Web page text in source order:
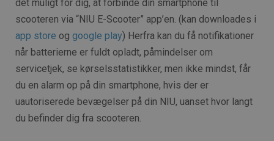
det muligt for dig, at forbinde din smartphone til
scooteren via “NIU E-Scooter” app’en. (kan downloades i
app store og google play) Herfra kan du få notifikationer
når batterierne er fuldt opladt, påmindelser om
servicetjek, se kørselsstatistikker, men ikke mindst, får
du en alarm op på din smartphone, hvis der er
uautoriserede bevægelser på din NIU, uanset hvor langt
du befinder dig fra scooteren.